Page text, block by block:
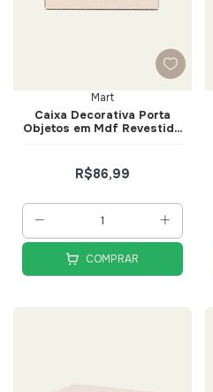
Mart
Caixa Decorativa Porta
Objetos em Mdf Revestida
R$86,99
COMPRAR